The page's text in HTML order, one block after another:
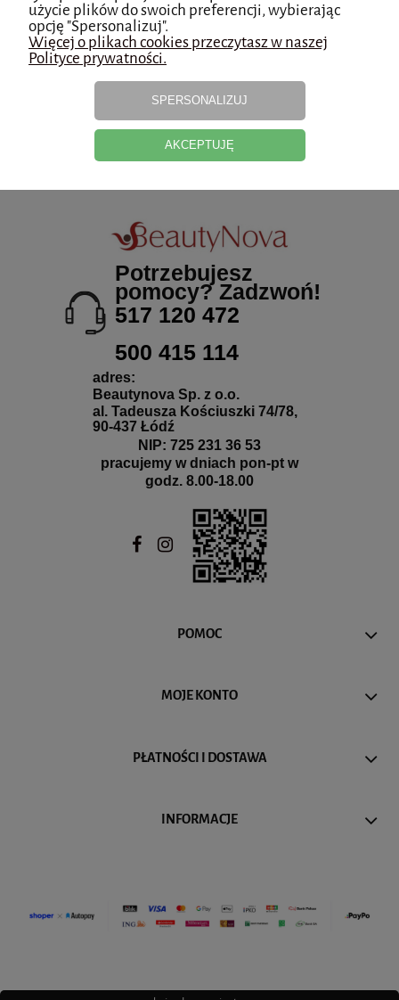
Potrzebujesz
pomocy? Zadzwoń!
517 120 472
500 415 114
adres:
Beautynova Sp. z o.o.
al. Tadeusza Kościuszki 74/78,
90-437 Łódź
NIP: 725 231 36 53
pracujemy w dniach pon-pt w
godz. 8.00-18.00
POMOC
MOJE KONTO
PŁATNOŚCI I DOSTAWA
INFORMACJE
użycie plików do swoich preferencji, wybierając
opcję "Spersonalizuj".
Więcej o plikach cookies przeczytasz w naszej
Polityce prywatności.
SPERSONALIZUJ
AKCEPTUJĘ